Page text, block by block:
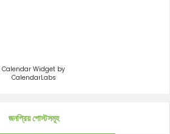
Calendar Widget by
CalendarLabs
জনপ্রিয় পোস্টসমূহ